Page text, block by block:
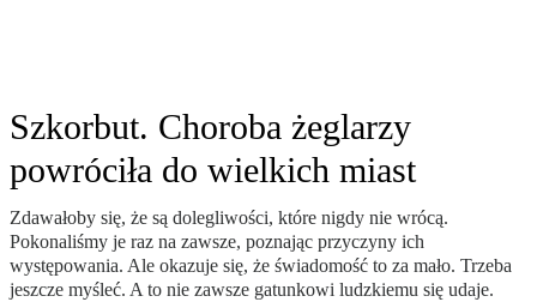
Szkorbut. Choroba żeglarzy
powróciła do wielkich miast
Zdawałoby się, że są dolegliwości, które nigdy nie wrócą.
Pokonaliśmy je raz na zawsze, poznając przyczyny ich
występowania. Ale okazuje się, że świadomość to za mało. Trzeba
jeszcze myśleć. A to nie zawsze gatunkowi ludzkiemu się udaje.